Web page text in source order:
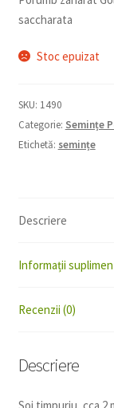
saccharata
Stoc epuizat
SKU: 1490
Categorie: Semințe
Etichetă: semințe
Descriere
Informații
Recenzii (0)
Descriere